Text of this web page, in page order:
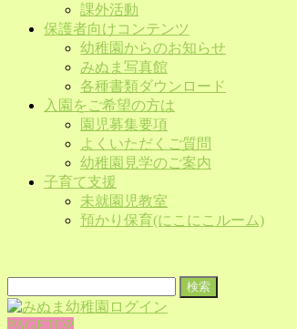
課外活動
保護者向けコンテンツ
幼稚園からのお知らせ
みぬま写真館
各種書類ダウンロード
入園をご希望の方は
園児募集要項
よくいただくご質問
幼稚園見学のご案内
子育て支援
未就園児教室
預かり保育(にこにこルーム)
索:
PAGETOP